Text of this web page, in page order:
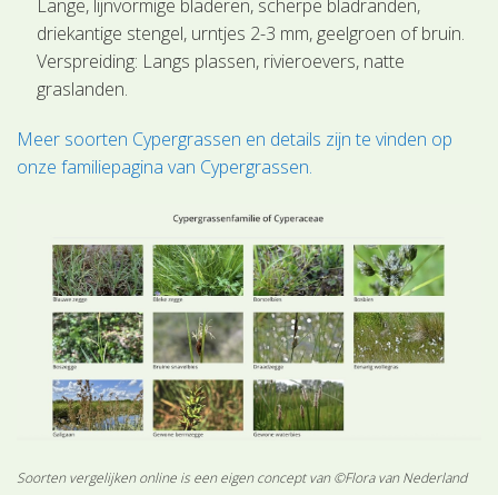
Lange, lijnvormige bladeren, scherpe bladranden,
driekantige stengel, urntjes 2-3 mm, geelgroen of bruin.
Verspreiding: Langs plassen, rivieroevers, natte
graslanden.
Meer soorten Cypergrassen en details zijn te vinden op
onze familiepagina van Cypergrassen.
Soorten vergelijken online is een eigen concept van ©Flora van Nederland